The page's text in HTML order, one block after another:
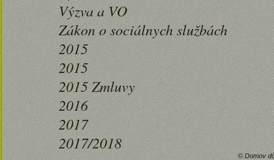
Výzva a VO
Zákon o sociálnych službách
2015
2015
2015 Zmluvy
2016
2017
2017/2018
© Domov